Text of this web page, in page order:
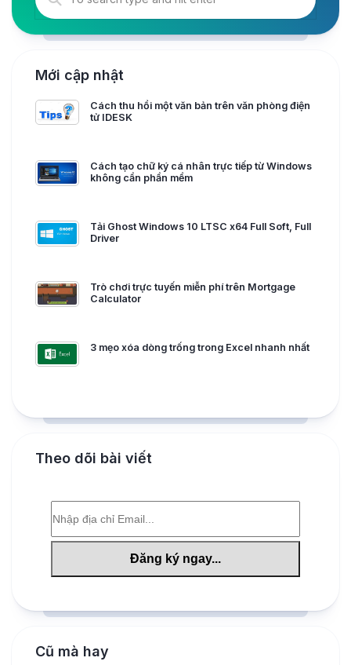
Mới cập nhật
Cách thu hồi một văn bản trên văn phòng điện
tử IDESK
Cách tạo chữ ký cá nhân trực tiếp từ Windows
không cần phần mềm
Tải Ghost Windows 10 LTSC x64 Full Soft, Full
Driver
Trò chơi trực tuyến miễn phí trên Mortgage
Calculator
3 mẹo xóa dòng trống trong Excel nhanh nhất
Theo dõi bài viết
Cũ mà hay